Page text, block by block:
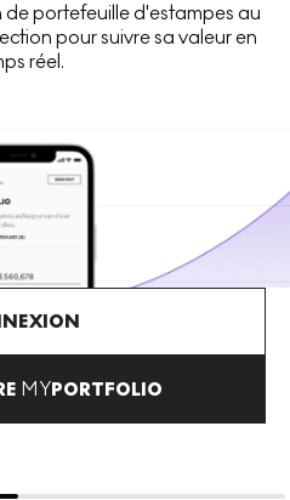
de portefeuille d'estampes au
pour suivre sa valeur en
réel.
MYPORTFOLIO